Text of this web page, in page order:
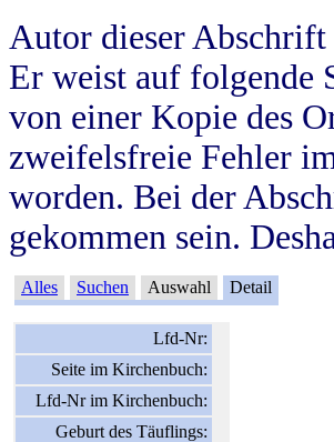
Autor dieser
Er weist auf folgende
von einer Kopie des
zweifelsfreie Fehler
worden. Bei der
gekommen sein.
Alles Suchen Auswahl Detail
Lfd-Nr:
Seite im Kirchenbuch:
Lfd-Nr im Kirchenbuch:
Geburt des Täuflings: